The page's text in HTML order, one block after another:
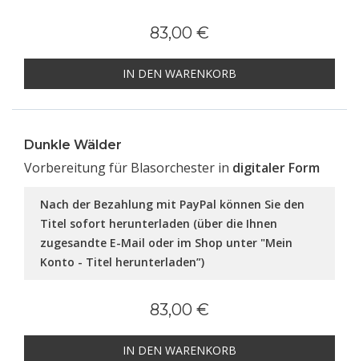
83,00 €
IN DEN WARENKORB
Dunkle Wälder
Vorbereitung für Blasorchester in digitaler Form
Nach der Bezahlung mit PayPal können Sie den
Titel sofort herunterladen (über die Ihnen
zugesandte E-Mail oder im Shop unter "Mein
Konto - Titel herunterladen”)
83,00 €
IN DEN WARENKORB